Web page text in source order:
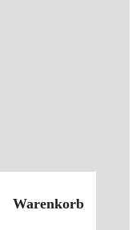
Warenkorb